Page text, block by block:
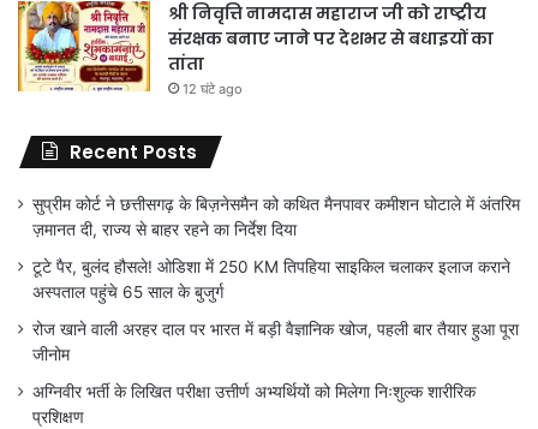
श्री निवृत्ति नामदास महाराज जी को राष्ट्रीय
संरक्षक बनाए जाने पर देशभर से बधाइयों का
तांता
12 घंटे ago
Recent Posts
सुप्रीम कोर्ट ने छत्तीसगढ़ के बिज़नेसमैन को कथित मैनपावर कमीशन घोटाले में अंतरिम
ज़मानत दी, राज्य से बाहर रहने का निर्देश दिया
टूटे पैर, बुलंद हौसले! ओडिशा में 250 KM तिपहिया साइकिल चलाकर इलाज कराने
अस्पताल पहुंचे 65 साल के बुजुर्ग
रोज खाने वाली अरहर दाल पर भारत में बड़ी वैज्ञानिक खोज, पहली बार तैयार हुआ पूरा
जीनोम
अग्निवीर भर्ती के लिखित परीक्षा उत्तीर्ण अभ्यर्थियों को मिलेगा निःशुल्क शारीरिक
प्रशिक्षण